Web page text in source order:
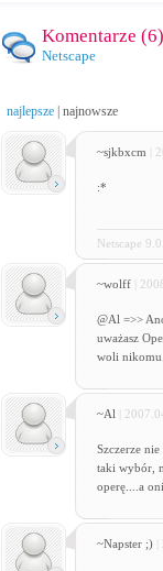
Komentarze (6)
Netscape
najlepsze| najnowsze
~sjkbxcm |
:*
Netscape
~wolff |
@Al =>>
uważasz
woli nikomu.
~Al |
Szczerze
taki wybór,
operę....a
~Napster ;)